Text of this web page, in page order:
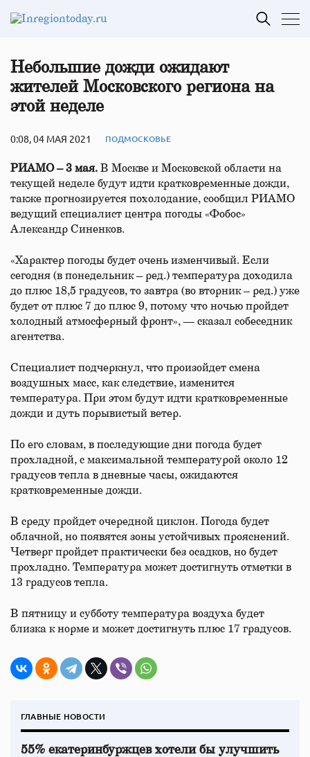
Небольшие дожди ожидают
жителей Московского региона на
этой неделе
0:08, 04 МАЯ 2021 ПОДМОСКОВЬЕ
РИАМО – 3 мая. В Москве и Московской области на
текущей неделе будут идти кратковременные дожди,
также прогнозируется похолодание, сообщил РИАМО
ведущий специалист центра погоды «Фобос»
Александр Синенков.
«Характер погоды будет очень изменчивый. Если
сегодня (в понедельник – ред.) температура доходила
до плюс 18,5 градусов, то завтра (во вторник – ред.) уже
будет от плюс 7 до плюс 9, потому что ночью пройдет
холодный атмосферный фронт», — сказал собеседник
агентства.
Специалист подчеркнул, что произойдет смена
воздушных масс, как следствие, изменится
температура. При этом будут идти кратковременные
дожди и дуть порывистый ветер.
По его словам, в последующие дни погода будет
прохладной, с максимальной температурой около 12
градусов тепла в дневные часы, ожидаются
кратковременные дожди.
В среду пройдет очередной циклон. Погода будет
облачной, но появятся зоны устойчивых прояснений.
Четверг пройдет практически без осадков, но будет
прохладно. Температура может достигнуть отметки в
13 градусов тепла.
В пятницу и субботу температура воздуха будет
близка к норме и может достигнуть плюс 17 градусов.
ГЛАВНЫЕ НОВОСТИ
55% екатеринбуржцев хотели бы улучшить